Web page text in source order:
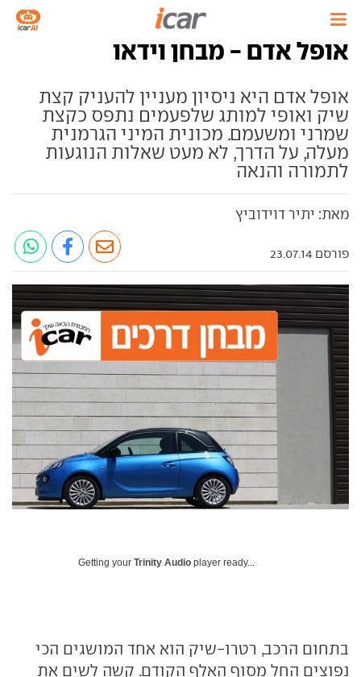
אופל אדם - מבחן וידאו
אופל אדם היא ניסיון מעניין להעניק קצת
שיק ואופי למותג שלפעמים נתפס כקצת
שמרני ומשעמם. מכונית המיני הגרמנית
מעלה, על הדרך, לא מעט שאלות הנוגעות
לתמורה והנאה
מאת: יתיר דוידוביץ
פורסם 23.07.14
Getting your Trinity Audio player ready...
בתחום הרכב, רטרו-שיק הוא אחד המושגים הכי
נפוצים החל מסוף האלף הקודם. קשה לשים את